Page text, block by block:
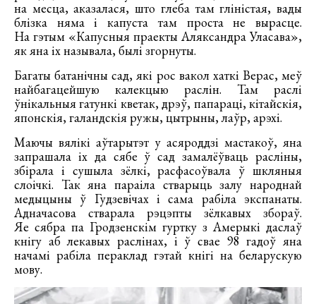
на месца, аказалася, што глеба там гліністая, вады
блізка няма і капуста там проста не вырасце.
На гэтым «Капусныя праекты Аляксандра Уласава»,
як яна іх называла, былі згорнуты.
Багаты батанічны сад, які рос вакол хаткі Верас, меў
найбагацейшую калекцыю раслін. Там раслі
ўнікальныя гатункі кветак, дрэў, папараці, кітайскія,
японскія, галандскія ружы, цытрыны, лаўр, арэхі.
Маючы вялікі аўтарытэт у асяроддзі мастакоў, яна
запрашала іх да сябе ў сад замалёўваць расліны,
збірала і сушыла зёлкі, расфасоўвала ў шкляныя
слоічкі. Так яна параіла стварыць залу народнай
медыцыны ў Гудзевічах і сама рабіла экспанаты.
Адначасова стварала рэцэпты зёлкавых збораў.
Яе сябра па Гродзенскім гуртку з Амерыкі даслаў
кнігу аб лекавых раслінах, і ў свае 98 гадоў яна
начамі рабіла пераклад гэтай кнігі на беларускую
мову.